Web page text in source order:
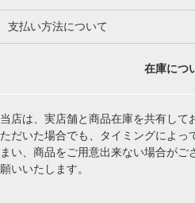
支払い方法について
在庫につ
当店は、実店舗と商品在庫を共有して
ただいた場合でも、タイミングによっ
まい、商品をご用意出来ない場合が
願いいたします。